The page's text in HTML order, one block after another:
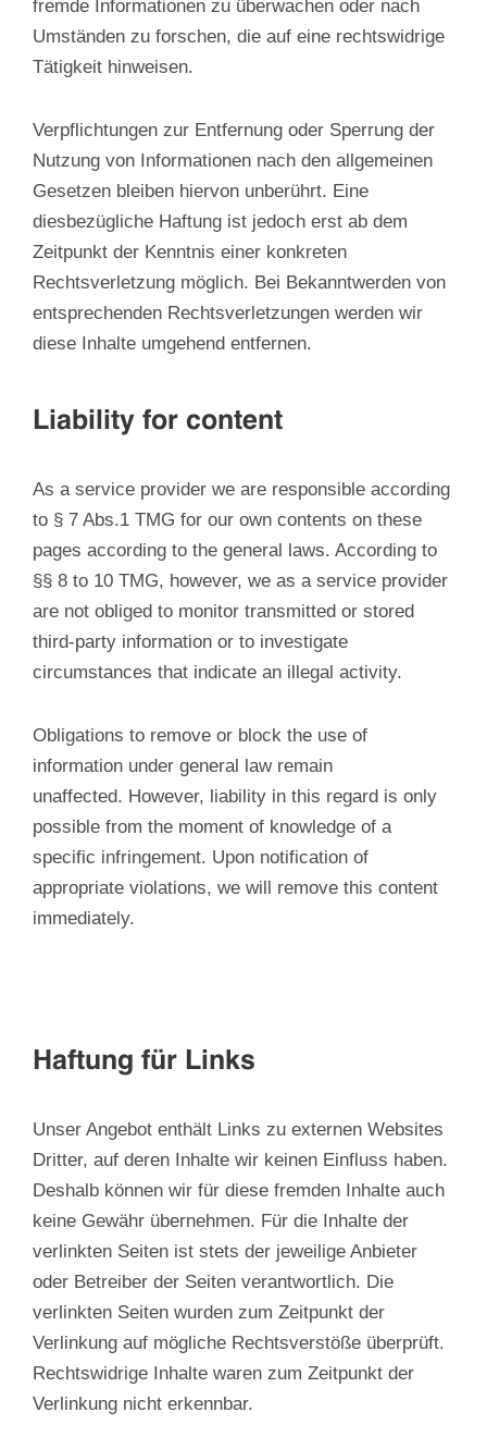
fremde Informationen zu überwachen oder nach
Umständen zu forschen, die auf eine rechtswidrige
Tätigkeit hinweisen.
Verpflichtungen zur Entfernung oder Sperrung der
Nutzung von Informationen nach den allgemeinen
Gesetzen bleiben hiervon unberührt. Eine
diesbezügliche Haftung ist jedoch erst ab dem
Zeitpunkt der Kenntnis einer konkreten
Rechtsverletzung möglich. Bei Bekanntwerden von
entsprechenden Rechtsverletzungen werden wir
diese Inhalte umgehend entfernen.
Liability for content
As a service provider we are responsible according
to § 7 Abs.1 TMG for our own contents on these
pages according to the general laws. According to
§§ 8 to 10 TMG, however, we as a service provider
are not obliged to monitor transmitted or stored
third-party information or to investigate
circumstances that indicate an illegal activity.
Obligations to remove or block the use of
information under general law remain
unaffected. However, liability in this regard is only
possible from the moment of knowledge of a
specific infringement. Upon notification of
appropriate violations, we will remove this content
immediately.
Haftung für Links
Unser Angebot enthält Links zu externen Websites
Dritter, auf deren Inhalte wir keinen Einfluss haben.
Deshalb können wir für diese fremden Inhalte auch
keine Gewähr übernehmen. Für die Inhalte der
verlinkten Seiten ist stets der jeweilige Anbieter
oder Betreiber der Seiten verantwortlich. Die
verlinkten Seiten wurden zum Zeitpunkt der
Verlinkung auf mögliche Rechtsverstöße überprüft.
Rechtswidrige Inhalte waren zum Zeitpunkt der
Verlinkung nicht erkennbar.